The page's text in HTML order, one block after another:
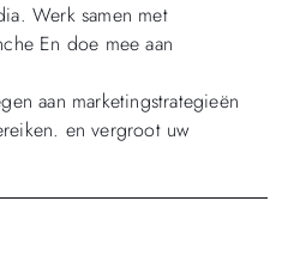
Werk samen met
En doe mee aan
aan marketingstrategieën
en vergroot uw